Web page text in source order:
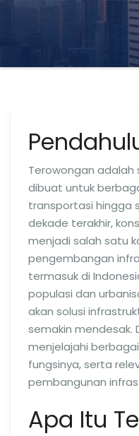
Terowongan
dibuat untuk
transportasi hingga
dekade terakhir,
menjadi salah satu
pengembangan
termasuk di
populasi dan
akan solusi
semakin mendesak.
menjelajahi
fungsinya, serta
pembangunan
Apa Itu